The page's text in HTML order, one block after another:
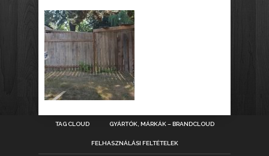
TAG CLOUD GYÁRTÓK, MÁRKÁK – BRANDCLOUD
FELHASZNÁLÁSI FELTÉTELEK